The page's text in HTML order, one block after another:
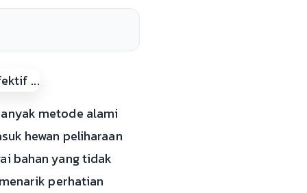
metode alami
hewan peliharaan
bahan yang tidak
perhatian